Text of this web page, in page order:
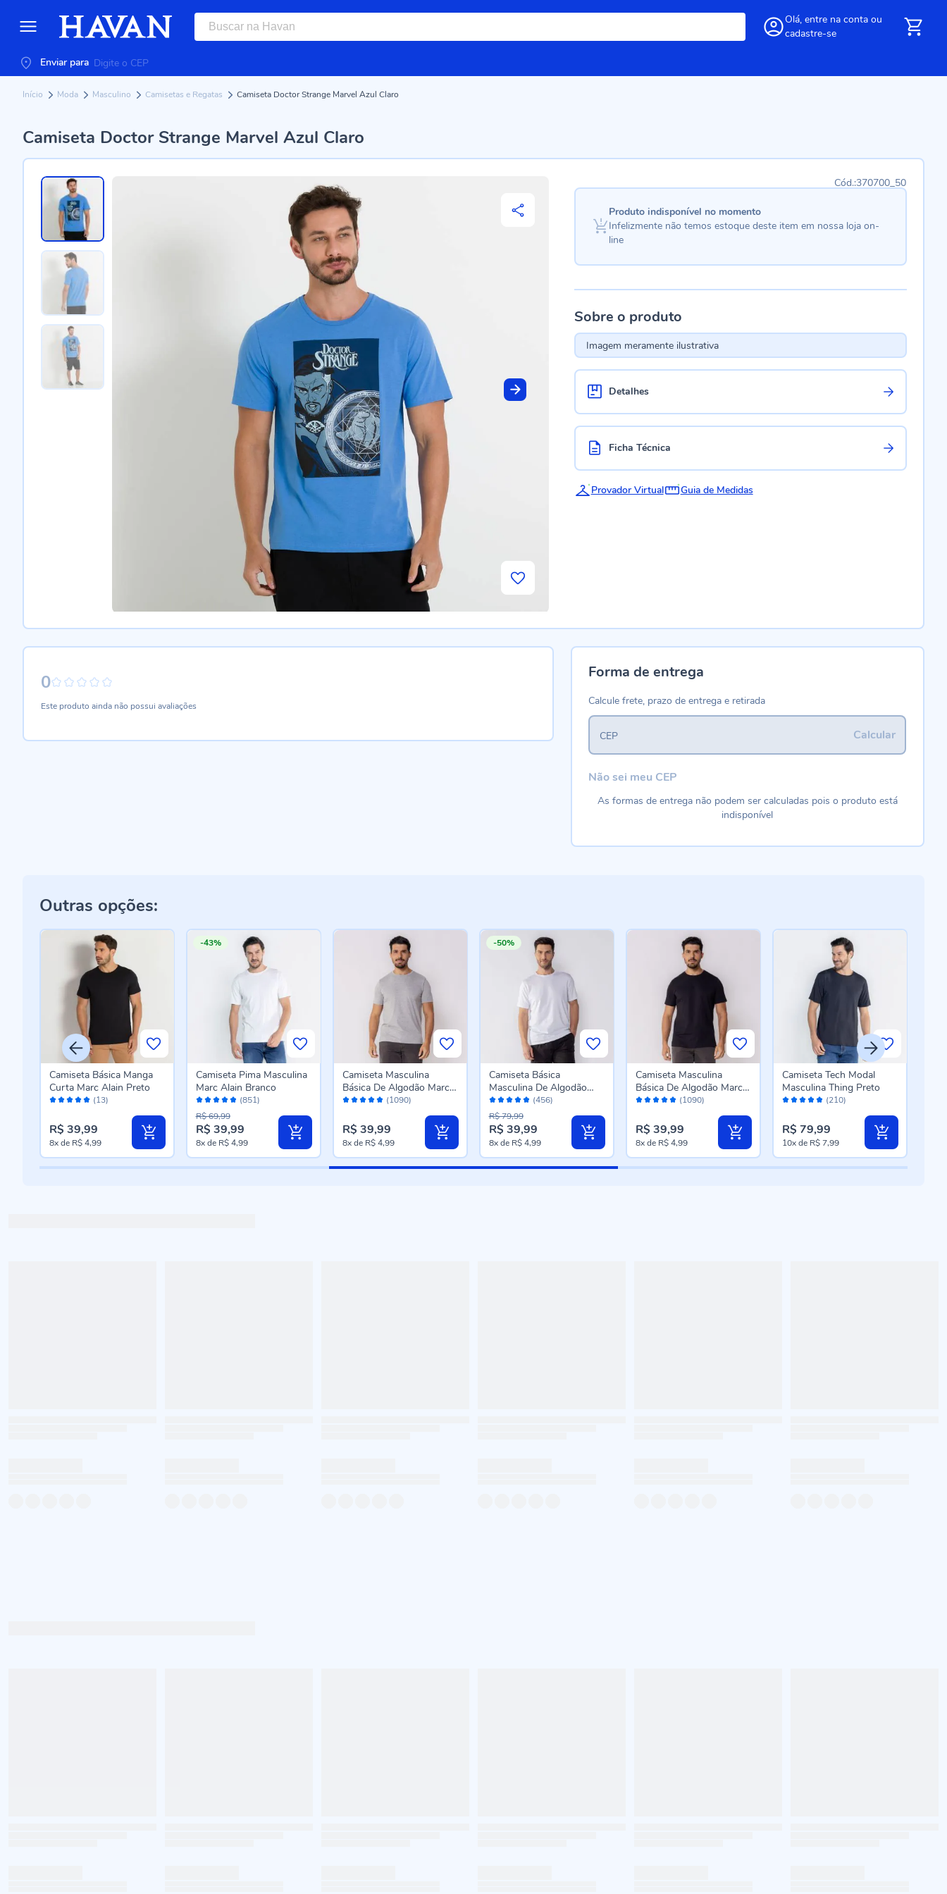
Olá, entre na conta ou
cadastre-se
Enviar para
Início Moda Masculino Camisetas e Regatas Camiseta Doctor Strange Marvel Azul Claro
Camiseta Doctor Strange Marvel Azul Claro
370700_50
Produto indisponível no momento
Infelizmente não temos estoque deste item em nossa loja on-
line
Sobre o produto
Imagem meramente ilustrativa
Detalhes
Ficha Técnica
Provador Virtual Guia de Medidas
0
Este produto ainda não possui avaliações
Forma de entrega
Calcule frete, prazo de entrega e retirada
Calcular
CEP
Não sei meu CEP
As formas de entrega não podem ser calculadas pois o produto está
indisponível
Outras opções:
Avaliação: (13)
Camiseta Básica Manga
Curta Marc Alain Preto
R$ 39,99
8xde R$ 4,99
-43%
Avaliação:
96%
(851)
Camiseta Pima Masculina
Marc Alain Branco
R$ 39,99
R$ 69,99
8xde R$ 4,99
Avaliação: (1090)
Camiseta Masculina
Básica De Algodão Marc
Alain Mescla
R$ 39,99
8xde R$ 4,99
-50%
Avaliação:
96%
(456)
Camiseta Básica
Masculina De Algodão
Peruano Marc Alain
Branco
R$ 39,99
R$ 79,99
8xde R$ 4,99
Avaliação: (1090)
Camiseta Masculina
Básica De Algodão Marc
Alain Preto
R$ 39,99
8xde R$ 4,99
Avaliação: (210)
Camiseta Tech Modal
Masculina Thing Preto
R$ 79,99
10xde R$ 7,99